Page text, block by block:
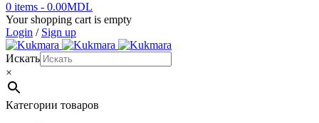
0 items - 0.00MDL
Your shopping cart is empty
Login / Sign up
Искать
×
Категории товаров